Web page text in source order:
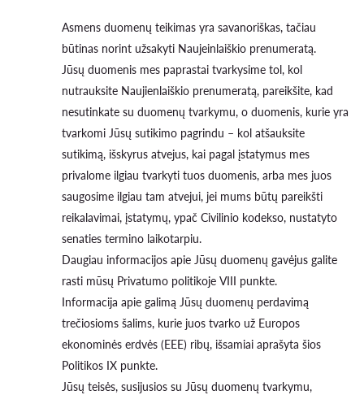
Asmens duomenų teikimas yra savanoriškas, tačiau
būtinas norint užsakyti Naujeinlaiškio prenumeratą.
Jūsų duomenis mes paprastai tvarkysime tol, kol
nutrauksite Naujienlaiškio prenumeratą, pareikšite, kad
nesutinkate su duomenų tvarkymu, o duomenis, kurie yra
tvarkomi Jūsų sutikimo pagrindu – kol atšauksite
sutikimą, išskyrus atvejus, kai pagal įstatymus mes
privalome ilgiau tvarkyti tuos duomenis, arba mes juos
saugosime ilgiau tam atvejui, jei mums būtų pareikšti
reikalavimai, įstatymų, ypač Civilinio kodekso, nustatyto
senaties termino laikotarpiu.
Daugiau informacijos apie Jūsų duomenų gavėjus galite
rasti mūsų Privatumo politikoje VIII punkte.
Informacija apie galimą Jūsų duomenų perdavimą
trečiosioms šalims, kurie juos tvarko už Europos
ekonominės erdvės (EEE) ribų, išsamiai aprašyta šios
Politikos IX punkte.
Jūsų teisės, susijusios su Jūsų duomenų tvarkymu,